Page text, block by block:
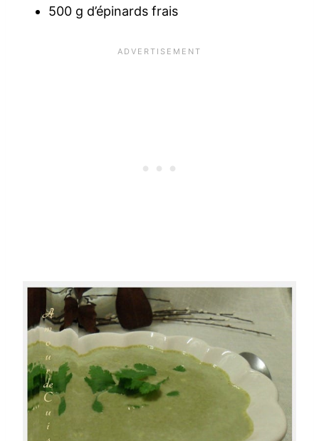
500 g d’épinards frais